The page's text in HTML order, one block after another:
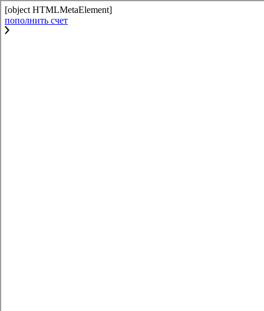
[object HTMLMetaElement]
пополнить счет